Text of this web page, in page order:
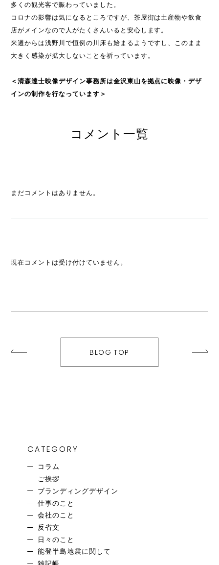
多くの観光客で賑わっていました。
コロナの影響は気になるところですが、茶屋街は土産物や飲食
店がメインなので人がたくさんいると安心します。
来週からは浅野川で恒例の川床も始まるようですし、このまま
大きく感染が拡大しないことを祈っています。
＜清森達士映像デザイン事務所は金沢東山を拠点に映像・デザ
インの制作を行なっています＞
コメント一覧
まだコメントはありません。
現在コメントは受け付けていません。
CATEGORY
コラム
ご挨拶
ブランディングデザイン
仕事のこと
会社のこと
反省文
日々のこと
能登半島地震に関して
BLOG TOP